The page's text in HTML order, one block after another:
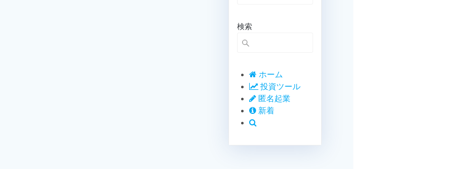
イ
ブ
検索
ホーム
投資ツール
匿名起業
新着